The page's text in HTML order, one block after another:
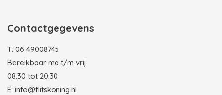
Contactgegevens
T: 06 49008745
Bereikbaar ma t/m vrij
08:30 tot 20:30
E: info@flitskoning.nl